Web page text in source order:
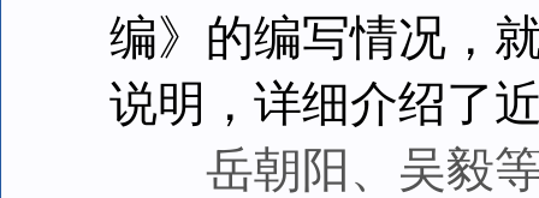
编》的编写情况，
说明，详细介绍了
岳朝阳、吴毅等